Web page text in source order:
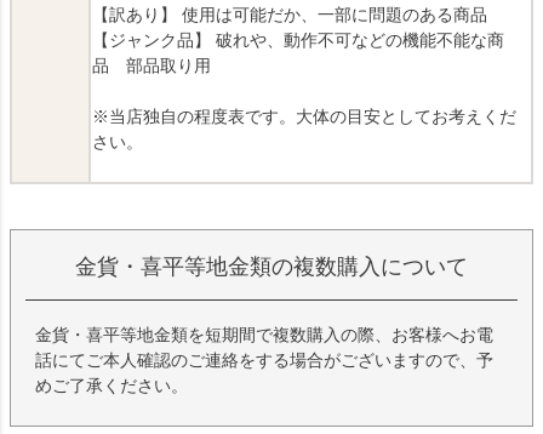
【訳あり】 使用は可能だか、一部に問題のある商品
【ジャンク品】 破れや、動作不可などの機能不能な商
品 部品取り用
※当店独自の程度表です。大体の目安としてお考えくだ
さい。
金貨・喜平等地金類の複数購入について
金貨・喜平等地金類を短期間で複数購入の際、お客様へお電
話にてご本人確認のご連絡をする場合がございますので、予
めご了承ください。